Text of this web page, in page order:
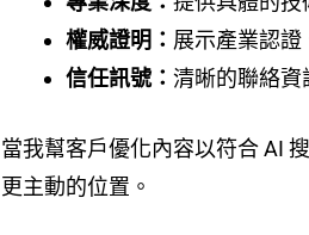
權威證明： 展示產業認證
信任訊號：清晰的聯絡資
當我幫客戶優化內容以符合 AI
更主動的位置。